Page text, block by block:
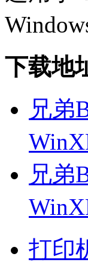
下载地
兄弟
兄弟
打印